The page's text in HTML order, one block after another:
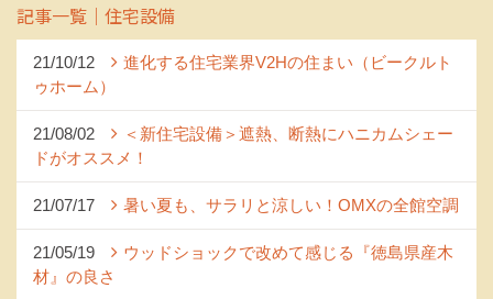
記事一覧｜住宅設備
21/10/12
進化する住宅業界V2Hの住まい（ビークルト
ゥホーム）
21/08/02
＜新住宅設備＞遮熱、断熱にハニカムシェー
ドがオススメ！
21/07/17 暑い夏も、サラリと涼しい！OMXの全館空調
21/05/19
ウッドショックで改めて感じる『徳島県産木
材』の良さ